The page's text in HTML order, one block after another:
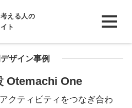
える人の
ト
ザイン事例
Otemachi One
クティビティをつなぎ合わ